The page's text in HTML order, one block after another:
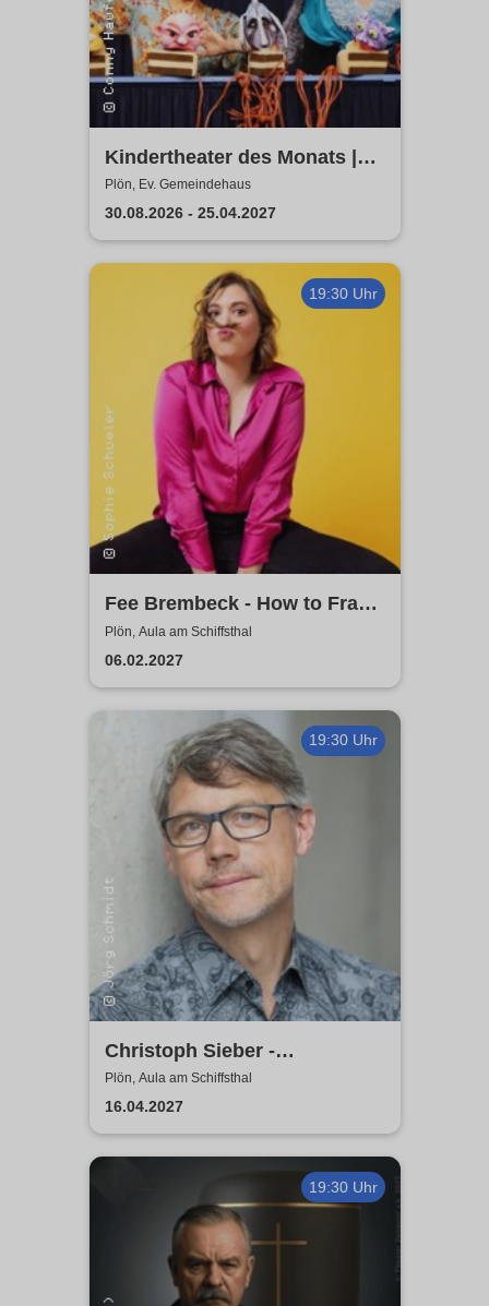
Kindertheater des Monats |
Ev. Gemeindehaus
Plön, Ev. Gemeindehaus
30.08.2026 - 25.04.2027
19:30 Uhr
Fee Brembeck - How to Frau
– Das Tutorial, nach dem
niemand gefragt hat
Plön, Aula am Schiffsthal
06.02.2027
19:30 Uhr
Christoph Sieber -
Weitermachen!
Plön, Aula am Schiffsthal
16.04.2027
19:30 Uhr